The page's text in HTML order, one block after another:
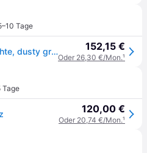
Tage
Muuto Grain LED Pendelleuchte, dusty green 152,15 €
Oder 26,30 €/Mon.¹
Tage
120,00 €
Oder 20,74 €/Mon.¹